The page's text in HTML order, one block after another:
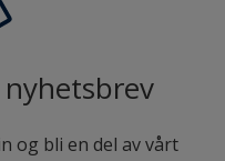
og bli en del av vårt